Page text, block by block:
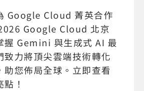
Google Cloud 菁英合作
Google Cloud 北京
握 Gemini 與生成式 AI 最
致力將頂尖雲端技術轉化
助您佈局全球。立即查看
！